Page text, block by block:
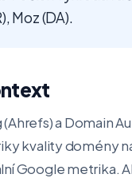
Moz (DA).
a Domain
kvality domény
Google metrika.